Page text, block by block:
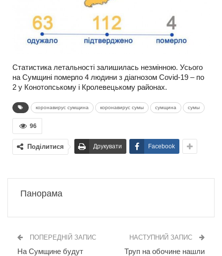
Статистика летальності залишилась незмінною. Усього
на Сумщині померло 4 людини з діагнозом Covid-19 – по
2 у Конотопському і Кролевецькому районах.
коронавирус сумщина коронавирус сумы сумщина сумы
96
Поділитися Друкувати Facebook
Панорама
ПОПЕРЕДНІЙ ЗАПИС
На Сумщине будут
НАСТУПНИЙ ЗАПИС
Труп на обочине нашли